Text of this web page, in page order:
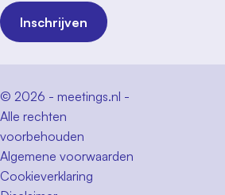
Inschrijven
© 2026 - meetings.nl -
Alle rechten
voorbehouden
Algemene voorwaarden
Cookieverklaring